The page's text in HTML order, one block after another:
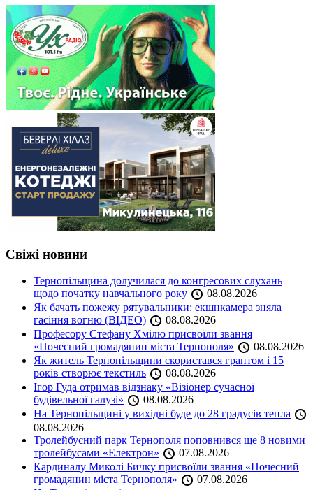
Свіжі новини
Тернопільщина долучилася до конгресових слухань
щодо початку навчального року
08.08.2026
Як бачать пожежу рятувальники: екшнкамера зняла
гасіння вогню (ВІДЕО)
08.08.2026
Професору Стефану Хмілю присвоїли звання
«Почесний громадянин міста Тернополя»
08.08.2026
Як житель Тернопільщини скористався грантом і 15
років створює текстиль
08.08.2026
Ігор Гуда отримав відзнаку «Візіонер сучасної
будівельної галузі»
08.08.2026
На Тернопільщині у вихідні буде до 28 градусів тепла
08.08.2026
Тролейбусний парк Тернополя поповнився ще 8 новими
тролейбусами «Електрон»
07.08.2026
Кардиналу Миколі Бичку присвоїли звання «Почесний
громадянин міста Тернополя»
07.08.2026